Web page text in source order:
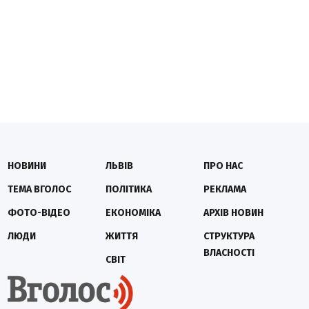
НОВИНИ
ТЕМА ВГОЛОС
ФОТО-ВІДЕО
ЛЮДИ
ЛЬВІВ
ПОЛІТИКА
ЕКОНОМІКА
ЖИТТЯ
СВІТ
ПРО НАС
РЕКЛАМА
АРХІВ НОВИН
СТРУКТУРА
ВЛАСНОСТІ